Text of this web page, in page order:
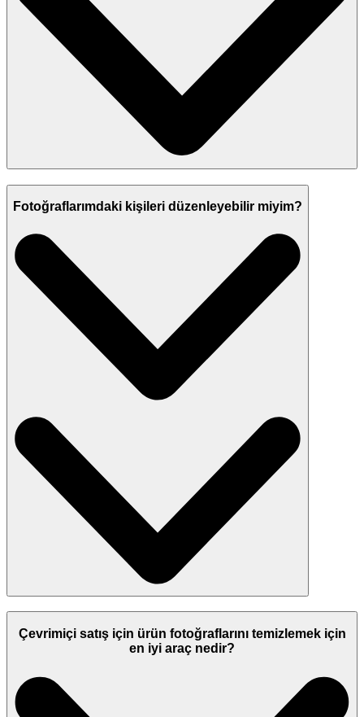
Fotoğraflarımdaki kişileri düzenleyebilir miyim?
Çevrimiçi satış için ürün fotoğraflarını temizlemek için
en iyi araç nedir?